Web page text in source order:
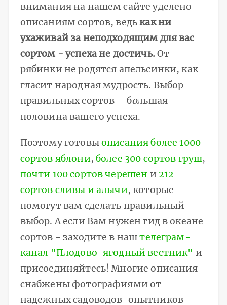
внимания на нашем сайте уделено
описаниям сортов, ведькак ни
ухаживай за неподходящим для вас
сортом - успеха не достичь.От
рябинки не родятся апельсинки, как
гласит народная мудрость. Выбор
правильных сортов - большая
половина вашего успеха.
Поэтому готовыописания более 1000
сортов яблони,более 300 сортов груш,
почти 100 сортов черешен и 212
сортов сливы и алычи, которые
помогут вам сделать правильный
выбор. А если Вам нужен гид в океане
сортов - заходите в наштелеграм-
канал "Плодово-ягодный вестник" и
присоединяйтесь! Многие описания
снабжены фотографиями от
надежных садоводов-опытников